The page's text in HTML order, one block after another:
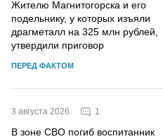
Жителю Магнитогорска и его
подельнику, у которых изъяли
драгметалл на 325 млн рублей,
утвердили приговор
ПЕРЕД ФАКТОМ
3 августа 2026 1
В зоне СВО погиб воспитанник